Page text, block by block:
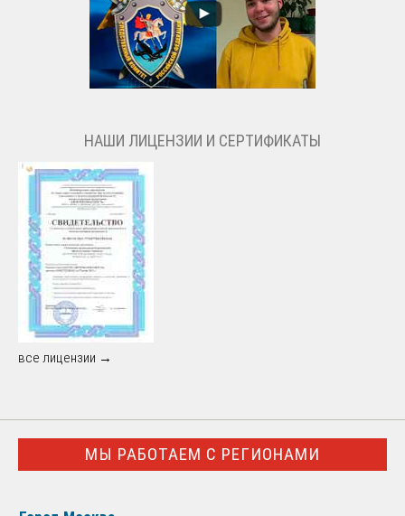
НАШИ ЛИЦЕНЗИИ И СЕРТИФИКАТЫ
все лицензии →
МЫ РАБОТАЕМ С РЕГИОНАМИ